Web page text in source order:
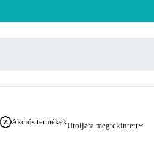
Akciós termékekUtoljára megtekintett